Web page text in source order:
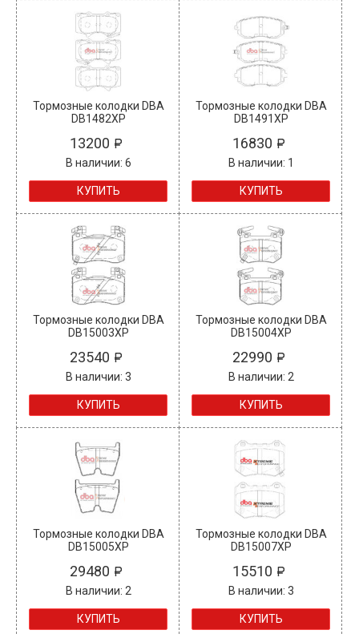
Тормозные колодки DBA
DB1482XP
13200
В наличии: 6
КУПИТЬ
Тормозные колодки DBA
DB1491XP
16830
В наличии: 1
КУПИТЬ
Тормозные колодки DBA
DB15003XP
23540
В наличии: 3
КУПИТЬ
Тормозные колодки DBA
DB15004XP
22990
В наличии: 2
КУПИТЬ
Тормозные колодки DBA
DB15005XP
29480
В наличии: 2
КУПИТЬ
Тормозные колодки DBA
DB15007XP
15510
В наличии: 3
КУПИТЬ